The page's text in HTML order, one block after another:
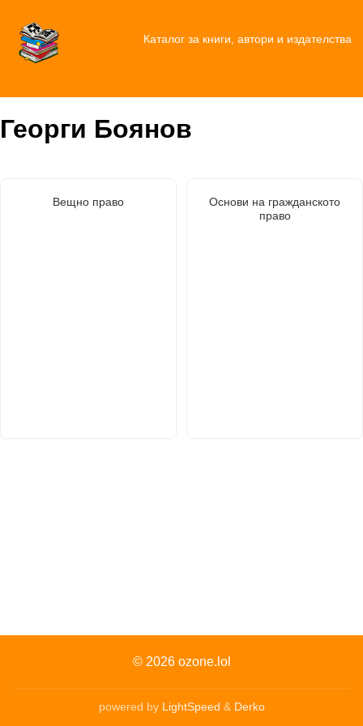
Каталог за книги, автори и издателства
Георги Боянов
Вещно право
Основи на гражданското
право
© 2026 ozone.lol
powered by LightSpeed & Derko